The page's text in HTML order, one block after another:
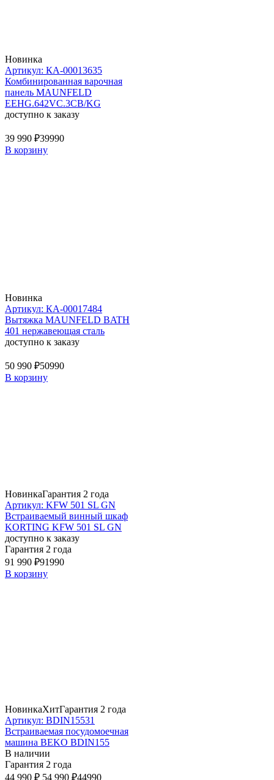
Новинка
Артикул: КА-00013635
Комбинированная варочная
панель MAUNFELD
EEHG.642VC.3CB/KG
доступно к заказу
39 990 ₽39990
В корзину
Новинка
Артикул: КА-00017484
Вытяжка MAUNFELD BATH
401 нержавеющая сталь
доступно к заказу
50 990 ₽50990
В корзину
НовинкаГарантия 2 года
Артикул: KFW 501 SL GN
Встраиваемый винный шкаф
KORTING KFW 501 SL GN
доступно к заказу
Гарантия 2 года
91 990 ₽91990
В корзину
НовинкаХитГарантия 2 года
Артикул: BDIN15531
Встраиваемая посудомоечная
машина BEKO BDIN155
В наличии
Гарантия 2 года
44 990 ₽ 54 990 ₽44990